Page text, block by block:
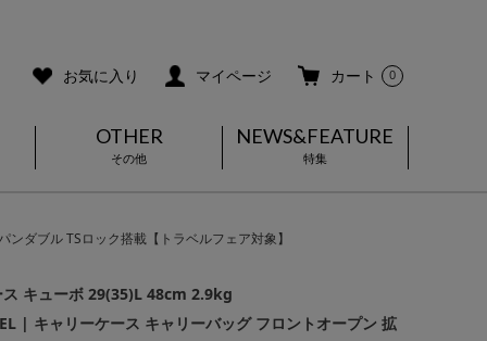
お気に入り マイページ カート 0
OTHER
その他
NEWS&FEATURE
特集
ダブル TSロック搭載【トラベルフェア対象】
ス キューボ 29(35)L 48cm 2.9kg
| キャリーケース キャリーバッグ フロントオープン 拡